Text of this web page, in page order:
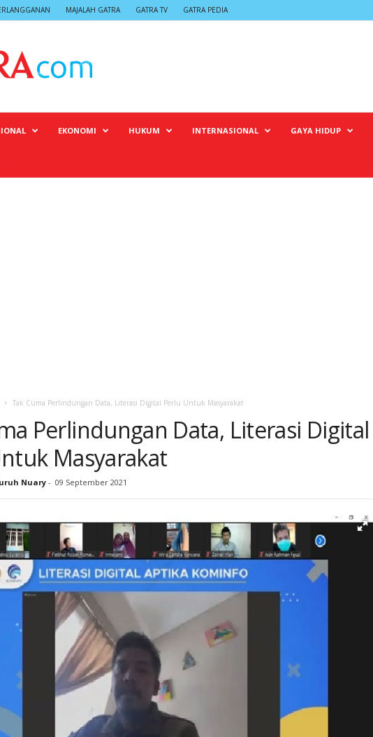
MAJALAH GATRA GATRA TV GATRA PEDIA
EKONOMI HUKUM INTERNASIONAL GAYA HIDUP
Tak Cuma Perlindungan Data, Literasi Digital Perlu Untuk Masyarakat
Perlindungan Data, Literasi Digital
Masyarakat
Nuary - 09 September 2021